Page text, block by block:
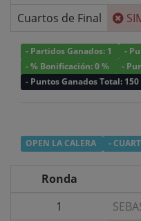
Cuartos de Final
- Partidos Ganados: 1
-
- % Bonificación: 0 %
-
- Puntos Ganados Total:
OPEN LA CALERA -
Ronda
1